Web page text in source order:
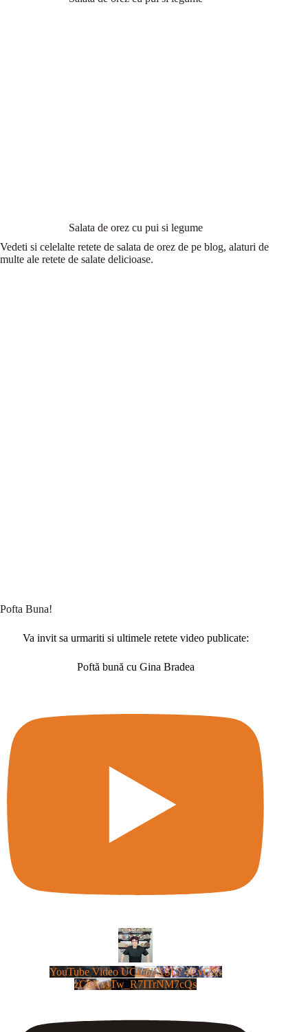
Salata de orez cu pui si legume
Vedeti si celelalte retete de salata de orez de pe blog, alaturi de
multe ale retete de salate delicioase.
Pofta Buna!
Va invit sa urmariti si ultimele retete video publicate:
Poftă bună cu Gina Bradea
YouTube Video UCm5llXSLY4CyCX-
zC8XosTw_R7ITrNM7cQs